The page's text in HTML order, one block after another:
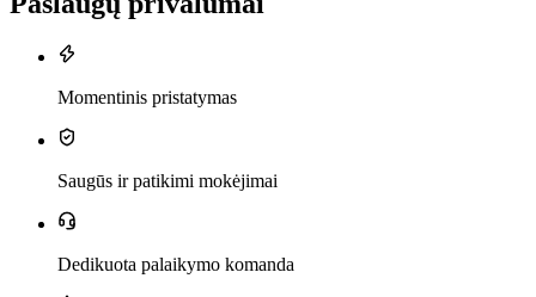
Momentinis pristatymas
Saugūs ir patikimi mokėjimai
Dedikuota palaikymo komanda